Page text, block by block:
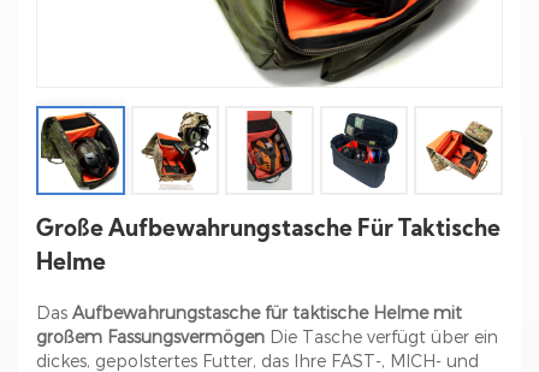
Große Aufbewahrungstasche Für Taktische
Helme
Das Aufbewahrungstasche für taktische Helme mit
großem Fassungsvermögen Die Tasche verfügt über ein
dickes, gepolstertes Futter, das Ihre FAST-, MICH- und